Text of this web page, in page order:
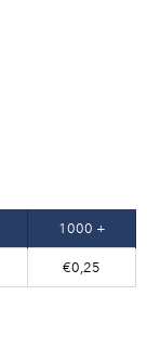
1000 +
€0,25